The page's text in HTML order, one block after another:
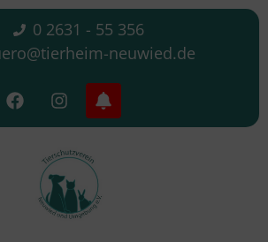
0 2631 - 55 356
neuwied.de